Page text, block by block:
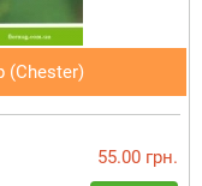
(Chester)
55.00 грн.